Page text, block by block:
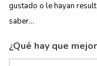
gustado o le hayan
saber...
¿Qué hay que